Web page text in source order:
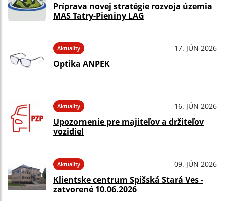
Príprava novej stratégie rozvoja územia
MAS Tatry-Pieniny LAG
Aktuality 17. JÚN 2026
Optika ANPEK
Aktuality 16. JÚN 2026
Upozornenie pre majiteľov a držiteľov
vozidiel
Aktuality 09. JÚN 2026
Klientske centrum Spišská Stará Ves -
zatvorené 10.06.2026